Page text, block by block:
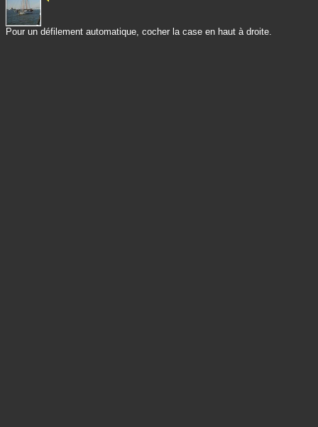
Pour un défilement automatique, cocher la case en haut à droite.